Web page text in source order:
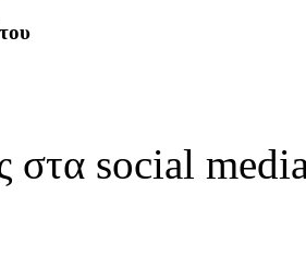
στα social